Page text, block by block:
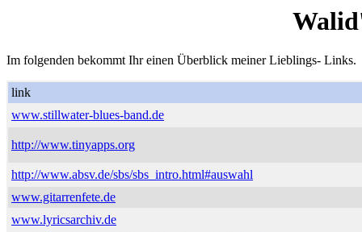
Im folgenden bekommt Ihr einen Überblick meiner Lieblings- Links.
link
www.stillwater-blues-band.de
http://www.tinyapps.org
http://www.absv.de/sbs/sbs_intro.html#auswahl
www.gitarrenfete.de
www.lyricsarchiv.de